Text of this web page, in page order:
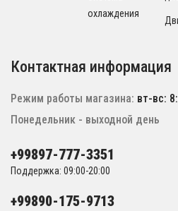
охлаждения
Контактная информация
Режим работы магазина: вт-вс:
Понедельник - выходной день
+99897-777-3351
Поддержка: 09:00-20:00
+99890-175-9713